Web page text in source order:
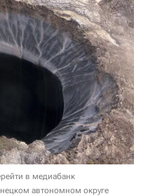
в медиабанк
автономном округе